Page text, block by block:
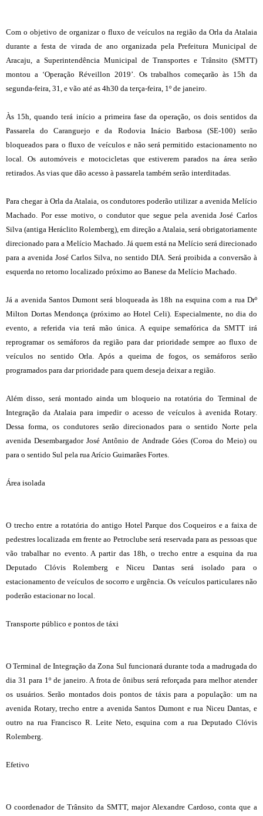
Com o objetivo de organizar o fluxo de veículos na região da Orla da Atalaia
durante a festa de virada de ano organizada pela Prefeitura Municipal de
Aracaju, a Superintendência Municipal de Transportes e Trânsito (SMTT)
montou a ‘Operação Réveillon 2019’. Os trabalhos começarão às 15h da
segunda-feira, 31, e vão até as 4h30 da terça-feira, 1º de janeiro.
Às 15h, quando terá início a primeira fase da operação, os dois sentidos da
Passarela do Caranguejo e da Rodovia Inácio Barbosa (SE-100) serão
bloqueados para o fluxo de veículos e não será permitido estacionamento no
local. Os automóveis e motocicletas que estiverem parados na área serão
retirados. As vias que dão acesso à passarela também serão interditadas.
Para chegar à Orla da Atalaia, os condutores poderão utilizar a avenida Melício
Machado. Por esse motivo, o condutor que segue pela avenida José Carlos
Silva (antiga Heráclito Rolemberg), em direção a Atalaia, será obrigatoriamente
direcionado para a Melício Machado. Já quem está na Melício será direcionado
para a avenida José Carlos Silva, no sentido DIA. Será proibida a conversão à
esquerda no retorno localizado próximo ao Banese da Melício Machado.
Já a avenida Santos Dumont será bloqueada às 18h na esquina com a rua Drº
Milton Dortas Mendonça (próximo ao Hotel Celi). Especialmente, no dia do
evento, a referida via terá mão única. A equipe semafórica da SMTT irá
reprogramar os semáforos da região para dar prioridade sempre ao fluxo de
veículos no sentido Orla. Após a queima de fogos, os semáforos serão
programados para dar prioridade para quem deseja deixar a região.
Além disso, será montado ainda um bloqueio na rotatória do Terminal de
Integração da Atalaia para impedir o acesso de veículos à avenida Rotary.
Dessa forma, os condutores serão direcionados para o sentido Norte pela
avenida Desembargador José Antônio de Andrade Góes (Coroa do Meio) ou
para o sentido Sul pela rua Arício Guimarães Fortes.
Área isolada
O trecho entre a rotatória do antigo Hotel Parque dos Coqueiros e a faixa de
pedestres localizada em frente ao Petroclube será reservada para as pessoas que
vão trabalhar no evento. A partir das 18h, o trecho entre a esquina da rua
Deputado Clóvis Rolemberg e Niceu Dantas será isolado para o
estacionamento de veículos de socorro e urgência. Os veículos particulares não
poderão estacionar no local.
Transporte público e pontos de táxi
O Terminal de Integração da Zona Sul funcionará durante toda a madrugada do
dia 31 para 1º de janeiro. A frota de ônibus será reforçada para melhor atender
os usuários. Serão montados dois pontos de táxis para a população: um na
avenida Rotary, trecho entre a avenida Santos Dumont e rua Niceu Dantas, e
outro na rua Francisco R. Leite Neto, esquina com a rua Deputado Clóvis
Rolemberg.
Efetivo
O coordenador de Trânsito da SMTT, major Alexandre Cardoso, conta que a